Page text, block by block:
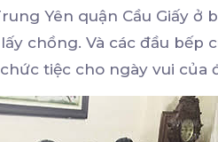
Yên quận Cầu Giấy ở
chồng. Và các đầu
tiệc cho ngày vui của